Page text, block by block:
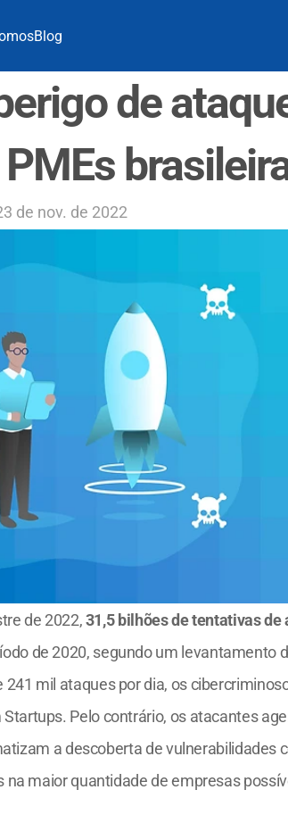
Blog
de
de nov. de 2022
de 2022, 31,5 bilhões de tentativas de
de 2020, segundo um levantamento
mil ataques por dia, os
Pelo contrário, os atacantes
a descoberta de vulnerabilidades
maior quantidade de empresas